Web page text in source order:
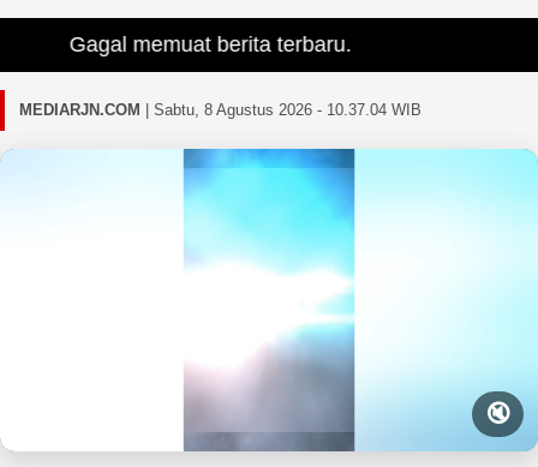
Gagal memuat berita terbaru.
MEDIARJN.COM Sabtu, 8 Agustus 2026 - 10.37.05 WIB
🔇